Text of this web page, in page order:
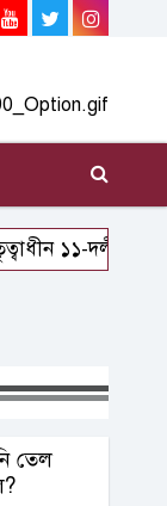
১১-দলীয় ঐক্যের
তেল